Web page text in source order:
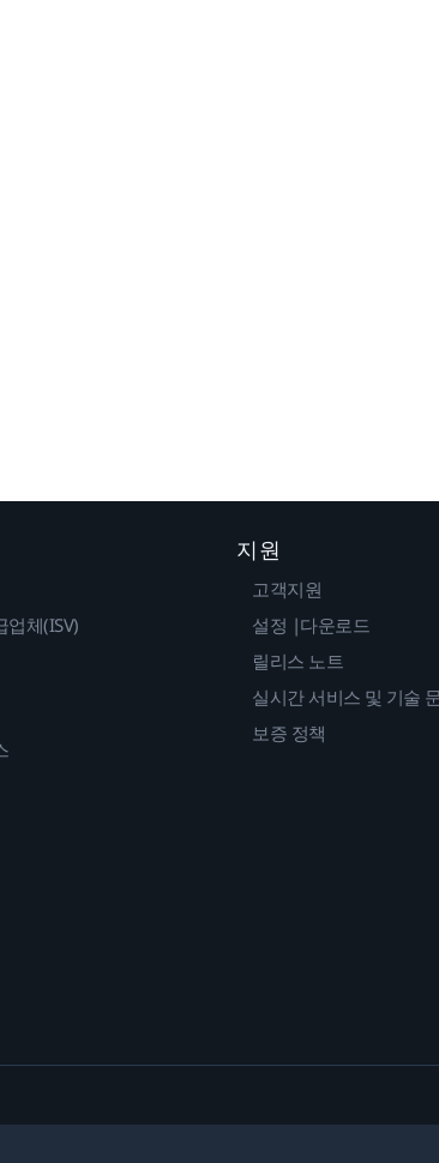
업체(ISV)
지원
고객지원
설정 |다운로드
릴리스 노트
실시간 서비스 및 기술
보증 정책